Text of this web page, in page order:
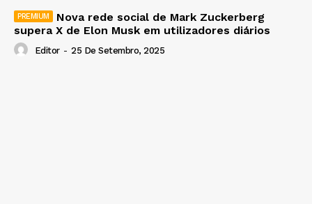
Nova rede social de Mark Zuckerberg
supera X de Elon Musk em utilizadores diários
Editor - 25 De Setembro, 2025